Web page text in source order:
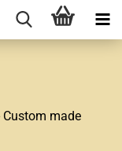
Custom made